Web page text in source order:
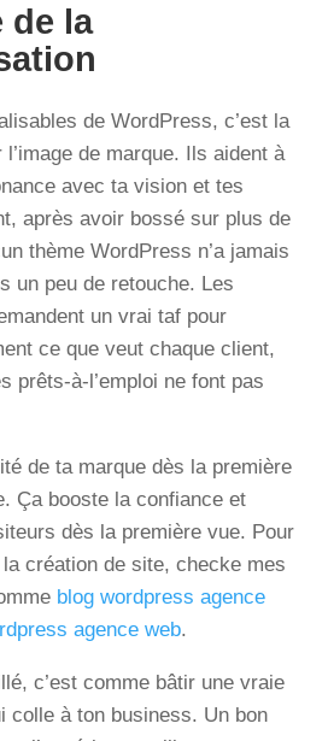
de la
de WordPress, c’est la
de marque. Ils aident à
avec ta vision et tes
après avoir bossé sur plus de
thème WordPress n’a jamais
un peu de retouche. Les
un vrai taf pour
ce que veut chaque client,
prêts-à-l’emploi ne font pas
de ta marque dès la première
Ça booste la confiance et
dès la première vue. Pour
création de site, checke mes
blog wordpress agence
agence web.
c’est comme bâtir une vraie
colle à ton business. Un bon